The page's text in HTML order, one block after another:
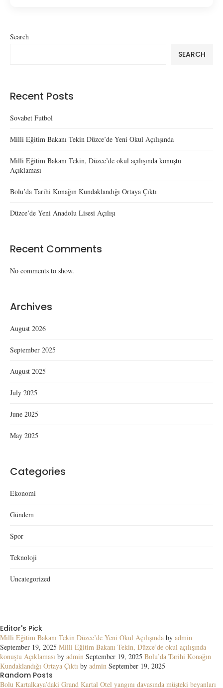
Search
SEARCH
Recent Posts
Sovabet Futbol
Milli Eğitim Bakanı Tekin Düzce’de Yeni Okul Açılışında
Milli Eğitim Bakanı Tekin, Düzce’de okul açılışında konuştu
Açıklaması
Bolu’da Tarihi Konağın Kundaklandığı Ortaya Çıktı
Düzce’de Yeni Anadolu Lisesi Açılışı
Recent Comments
No comments to show.
Archives
August 2026
September 2025
August 2025
July 2025
June 2025
May 2025
Categories
Ekonomi
Gündem
Spor
Teknoloji
Uncategorized
Editor's Pick
Milli Eğitim Bakanı Tekin Düzce’de Yeni Okul Açılışında by admin
September 19, 2025 Milli Eğitim Bakanı Tekin, Düzce’de okul açılışında
konuştu Açıklaması by admin September 19, 2025 Bolu’da Tarihi Konağın
Kundaklandığı Ortaya Çıktı by admin September 19, 2025
Random Posts
Bolu Kartalkaya’daki Grand Kartal Otel yangını davasında müşteki beyanları